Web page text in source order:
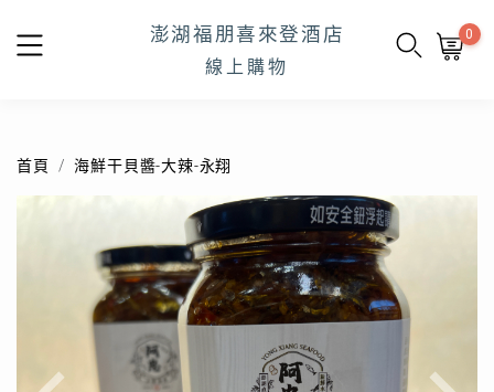
澎湖福朋喜來登酒店
線上購物
0
首頁 海鮮干貝醬-大辣-永翔